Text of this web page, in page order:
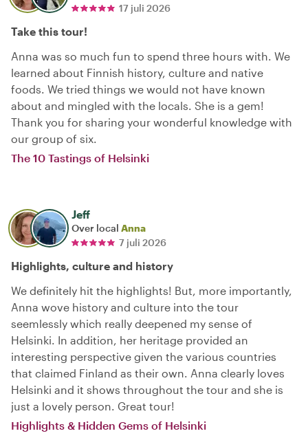
17 juli 2026
Take this tour!
Anna was so much fun to spend three hours with. We
learned about Finnish history, culture and native
foods. We tried things we would not have known
about and mingled with the locals. She is a gem!
Thank you for sharing your wonderful knowledge with
our group of six.
The 10 Tastings of Helsinki
Jeff
Over local Anna
7 juli 2026
Highlights, culture and history
We definitely hit the highlights! But, more importantly,
Anna wove history and culture into the tour
seemlessly which really deepened my sense of
Helsinki. In addition, her heritage provided an
interesting perspective given the various countries
that claimed Finland as their own. Anna clearly loves
Helsinki and it shows throughout the tour and she is
just a lovely person. Great tour!
Highlights & Hidden Gems of Helsinki